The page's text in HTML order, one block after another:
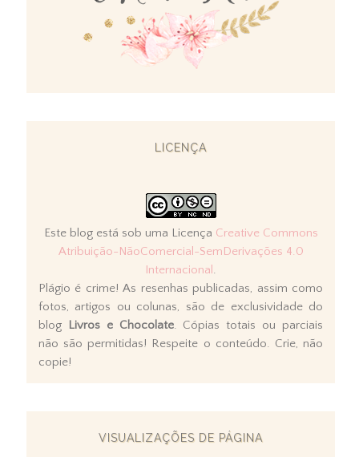
LICENÇA
Este blog está sob uma Licença Creative Commons
Atribuição-NãoComercial-SemDerivações 4.0
Internacional .
Plágio é crime! As resenhas publicadas, assim como
fotos, artigos ou colunas, são de exclusividade do
blog Livros e Chocolate. Cópias totais ou parciais
não são permitidas! Respeite o conteúdo. Crie, não
copie!
VISUALIZAÇÕES DE PÁGINA